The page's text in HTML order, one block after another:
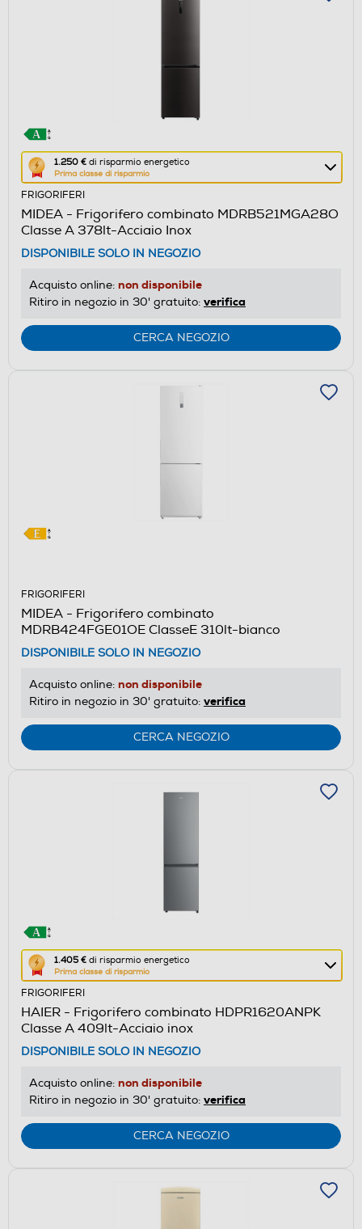
1.250 € di risparmio energetico
Prima classe di risparmio
Questa
azione
aprirà
il
Calcolatore
di
risparmio
energetico
Youreko.
FRIGORIFERI
MIDEA - Frigorifero combinato MDRB521MGA28O
Classe A 378lt-Acciaio Inox
DISPONIBILE SOLO IN NEGOZIO
Acquisto online: non disponibile
Ritiro in negozio in 30' gratuito: verifica
CERCA NEGOZIO
FRIGORIFERI
MIDEA - Frigorifero combinato
MDRB424FGE01OE ClasseE 310lt-bianco
DISPONIBILE SOLO IN NEGOZIO
Acquisto online: non disponibile
Ritiro in negozio in 30' gratuito: verifica
CERCA NEGOZIO
1.405 € di risparmio energetico
Prima classe di risparmio
Questa
azione
aprirà
il
Calcolatore
di
risparmio
energetico
Youreko.
FRIGORIFERI
HAIER - Frigorifero combinato HDPR1620ANPK
Classe A 409lt-Acciaio inox
DISPONIBILE SOLO IN NEGOZIO
Acquisto online: non disponibile
Ritiro in negozio in 30' gratuito: verifica
CERCA NEGOZIO